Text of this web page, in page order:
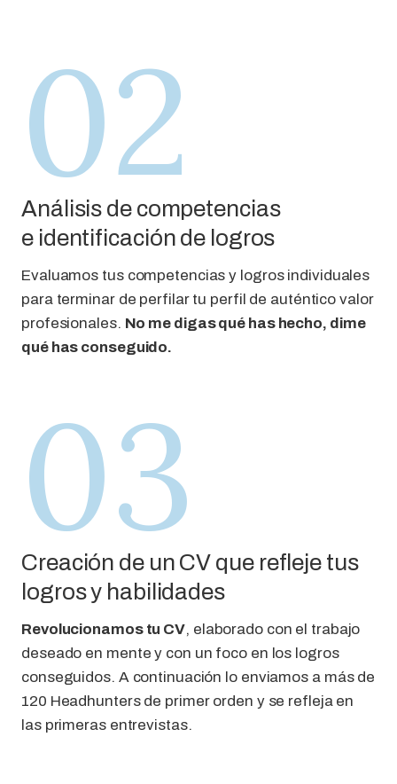
02
Análisis de competencias
e identificación de logros
Evaluamos tus competencias y logros individuales
para terminar de perfilar tu perfil de auténtico valor
profesionales. No me digas qué has hecho, dime
qué has conseguido.
03
Creación de un CV que refleje tus
logros y habilidades
Revolucionamos tu CV, elaborado con el trabajo
deseado en mente y con un foco en los logros
conseguidos. A continuación lo enviamos a más de
120 Headhunters de primer orden y se refleja en
las primeras entrevistas.